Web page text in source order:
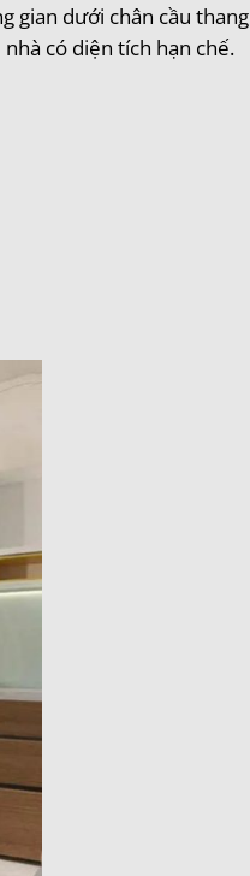
gian dưới chân cầu thang
có diện tích hạn chế.